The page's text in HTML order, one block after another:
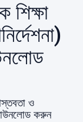
শিক্ষা
ও
করুন